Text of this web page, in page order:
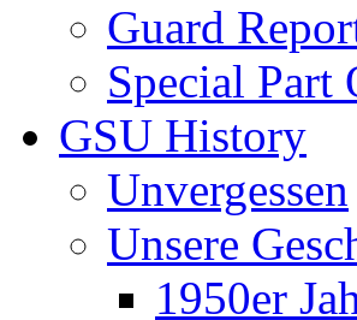
Guard
Special Part
GSU History
Unvergessen
Unsere
1950er